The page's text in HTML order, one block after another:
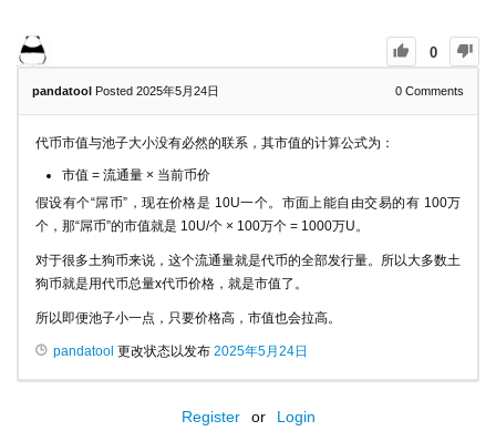
0
pandatool Posted 2025年5月24日 0 Comments
代币市值与池子大小没有必然的联系，其市值的计算公式为：
市值 = 流通量 × 当前币价
假设有个“屌币”，现在价格是 10U一个。市面上能自由交易的有 100万
个，那“屌币”的市值就是 10U/个 × 100万个 = 1000万U。
对于很多土狗币来说，这个流通量就是代币的全部发行量。所以大多数土
狗币就是用代币总量x代币价格，就是市值了。
所以即便池子小一点，只要价格高，市值也会拉高。
pandatool 更改状态以发布 2025年5月24日
Register or Login